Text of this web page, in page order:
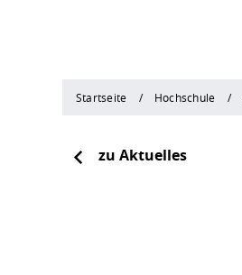
Startseite Hochschule
zu Aktuelles